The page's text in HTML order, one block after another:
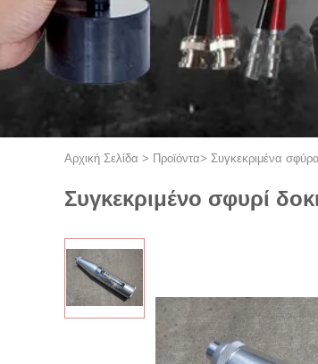
Αρχική Σελίδα > Προϊόντα> Συγκεκριμένα
Συγκεκριμένο σφυρί